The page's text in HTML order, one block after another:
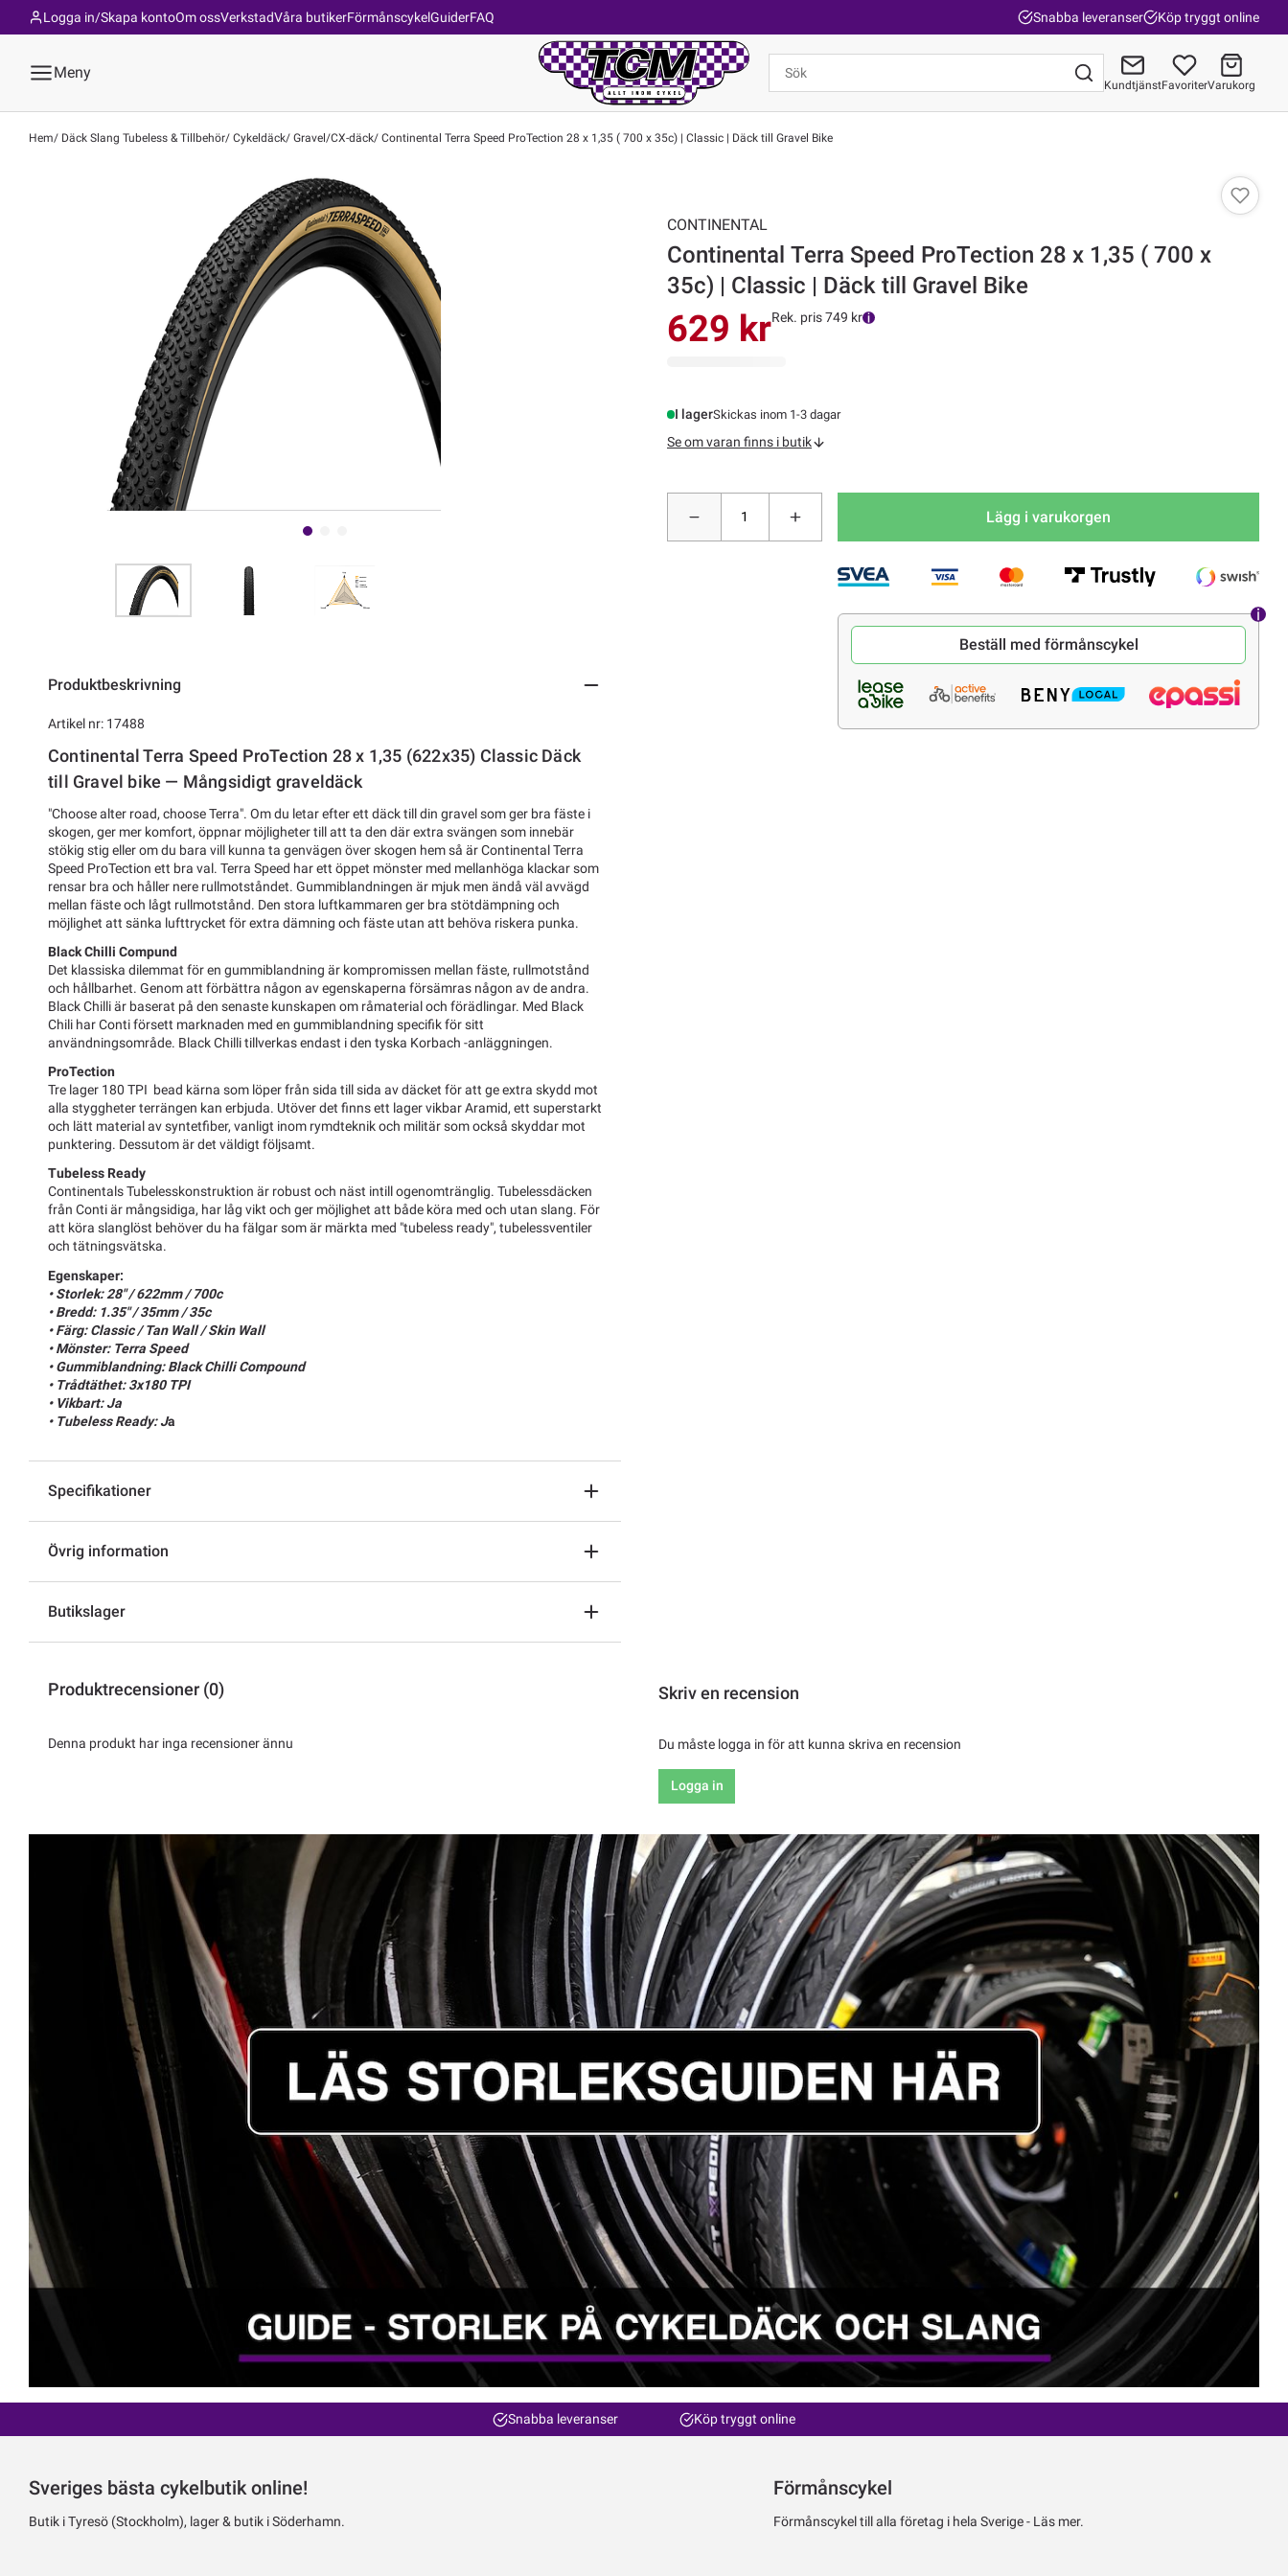
Om ossVerkstadVåra butikerFörmånscykelGuiderFAQ
Logga in/Skapa konto Snabba leveranser Köp tryggt online
Meny
KundtjänstFavoriterVarukorg
Hem Däck Slang Tubeless & Tillbehör Cykeldäck Gravel/CX-däck Continental Terra Speed ProTection 28 x 1,35 ( 700 x 35c) | Classic | Däck till Gravel Bike
Produktbeskrivning
Artikel nr: 17488
Continental Terra Speed ProTection 28 x 1,35 (622x35) Classic Däck
till Gravel bike — Mångsidigt graveldäck
"Choose alter road, choose Terra". Om du letar efter ett däck till din gravel som ger bra fäste i
skogen, ger mer komfort, öppnar möjligheter till att ta den där extra svängen som innebär
stökig stig eller om du bara vill kunna ta genvägen över skogen hem så är Continental Terra
Speed ProTection ett bra val. Terra Speed har ett öppet mönster med mellanhöga klackar som
rensar bra och håller nere rullmotståndet. Gummiblandningen är mjuk men ändå väl avvägd
mellan fäste och lågt rullmotstånd. Den stora luftkammaren ger bra stötdämpning och
möjlighet att sänka lufttrycket för extra dämning och fäste utan att behöva riskera punka.
Black Chilli Compund
Det klassiska dilemmat för en gummiblandning är kompromissen mellan fäste, rullmotstånd
och hållbarhet. Genom att förbättra någon av egenskaperna försämras någon av de andra.
Black Chilli är baserat på den senaste kunskapen om råmaterial och förädlingar. Med Black
Chili har Conti försett marknaden med en gummiblandning specifik för sitt
användningsområde. Black Chilli tillverkas endast i den tyska Korbach -anläggningen.
ProTection
Tre lager 180 TPI bead kärna som löper från sida till sida av däcket för att ge extra skydd mot
alla styggheter terrängen kan erbjuda. Utöver det finns ett lager vikbar Aramid, ett superstarkt
och lätt material av syntetfiber, vanligt inom rymdteknik och militär som också skyddar mot
punktering. Dessutom är det väldigt följsamt.
Tubeless Ready
Continentals Tubelesskonstruktion är robust och näst intill ogenomtränglig. Tubelessdäcken
från Conti är mångsidiga, har låg vikt och ger möjlighet att både köra med och utan slang. För
att köra slanglöst behöver du ha fälgar som är märkta med "tubeless ready", tubelessventiler
och tätningsvätska.
Egenskaper:
• Storlek: 28" / 622mm / 700c
• Bredd: 1.35" / 35mm / 35c
• Färg: Classic / Tan Wall / Skin Wall
• Mönster: Terra Speed
• Gummiblandning: Black Chilli Compound
• Trådtäthet: 3x180 TPI
• Vikbart: Ja
• Tubeless Ready: Ja
Specifikationer
Övrig information
Butikslager
CONTINENTAL
Continental Terra Speed ProTection 28 x 1,35 ( 700 x
35c) | Classic | Däck till Gravel Bike
629 krRek. pris 749 kr
I lagerSkickas inom 1-3 dagar
Se om varan finns i butik
Lägg i varukorgen
Beställ med förmånscykel
Produktrecensioner (0)
Denna produkt har inga recensioner ännu
Skriv en recension
Du måste logga in för att kunna skriva en recension
Logga in
Snabba leveranser Köp tryggt online
Sveriges bästa cykelbutik online!
Butik i Tyresö (Stockholm), lager & butik i Söderhamn.
Förmånscykel
Förmånscykel till alla företag i hela Sverige - Läs mer.